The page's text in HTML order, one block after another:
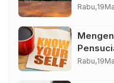
Rabu,19
Rabu,19